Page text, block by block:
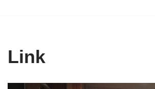
Link